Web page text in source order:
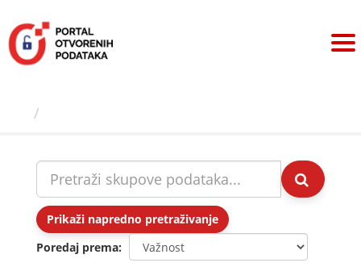
sadržaj
Prikaži napredno pretraživanje
Poredaj prema